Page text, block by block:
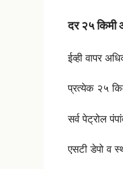
दर २५ किमी
ईव्ही वापर
प्रत्येक २५
सर्व पेट्रोल
एसटी डेपो व